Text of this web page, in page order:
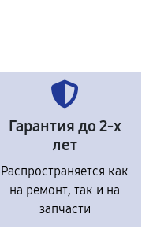
Гарантия до 2-х
лет
Распространяется как
на ремонт, так и на
запчасти